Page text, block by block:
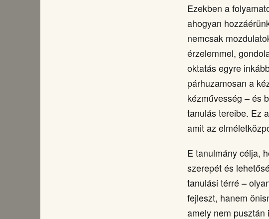
Ezekben a
ahogyan
nemcsak
érzelemmel,
oktatás egyre
párhuzamosan a
kézművesség – és
tanulás tereibe. Ez
amit az
E tanulmány célja,
szerepét és
tanulási térré –
fejleszt, hanem
amely nem pusztán